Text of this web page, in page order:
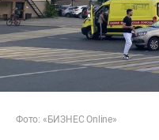
Фото: «БИЗНЕС Online»